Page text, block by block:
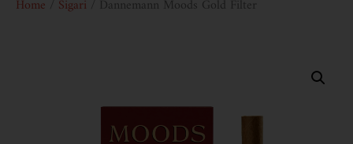
Home Sigari / Dannemann Moods Gold Filter